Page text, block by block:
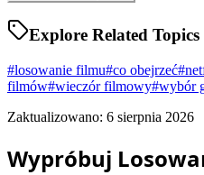
Explore Related Topics
#losowanie filmu#co obejrzeć#
filmów#wieczór filmowy#wybór
Zaktualizowano: 6 sierpnia 2026
Wypróbuj